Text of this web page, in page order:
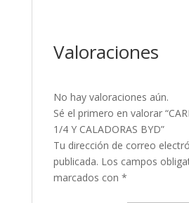
Valoraciones
No hay valoraciones aún.
Sé el primero en valorar
1/4 Y CALADORAS BYD”
Tu dirección de correo
publicada. Los campos
marcados con *